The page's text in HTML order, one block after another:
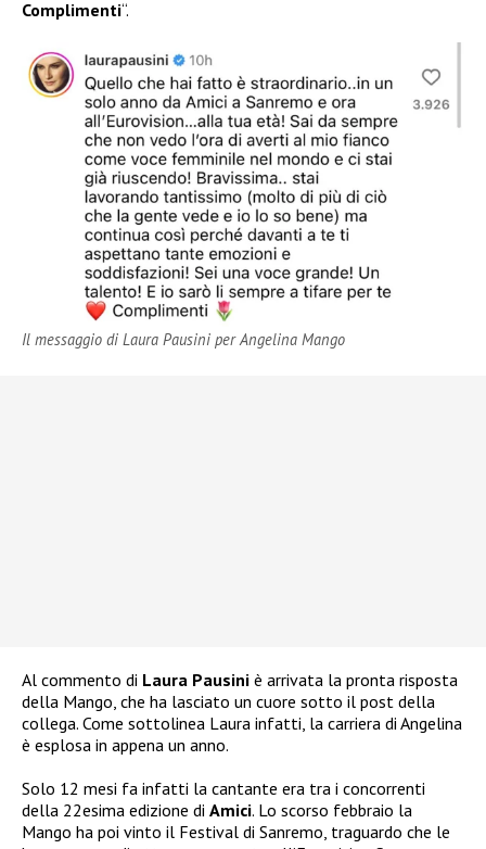
Complimenti“.
Il messaggio di Laura Pausini per Angelina Mango
Al commento di Laura Pausini è arrivata la pronta risposta
della Mango, che ha lasciato un cuore sotto il post della
collega. Come sottolinea Laura infatti, la carriera di Angelina
è esplosa in appena un anno.
Solo 12 mesi fa infatti la cantante era tra i concorrenti
della 22esima edizione di Amici. Lo scorso febbraio la
Mango ha poi vinto il Festival di Sanremo, traguardo che le